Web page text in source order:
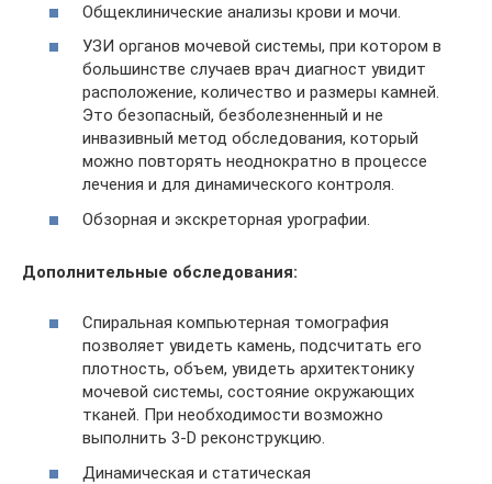
Общеклинические анализы крови и мочи.
УЗИ органов мочевой системы, при котором в
большинстве случаев врач диагност увидит
расположение, количество и размеры камней.
Это безопасный, безболезненный и не
инвазивный метод обследования, который
можно повторять неоднократно в процессе
лечения и для динамического контроля.
Обзорная и экскреторная урографии.
Дополнительные обследования:
Спиральная компьютерная томография
позволяет увидеть камень, подсчитать его
плотность, объем, увидеть архитектонику
мочевой системы, состояние окружающих
тканей. При необходимости возможно
выполнить 3-D реконструкцию.
Динамическая и статическая